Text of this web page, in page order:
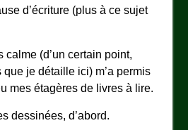
d’écriture (plus à ce sujet
calme (d’un certain point,
que je détaille ici) m’a permis
mes étagères de livres à lire.
dessinées, d’abord.